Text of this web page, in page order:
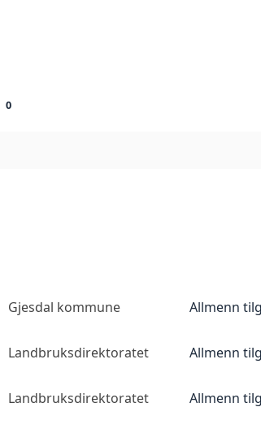
0
Gjesdal kommune Allmenn
Landbruksdirektoratet Allmenn
Landbruksdirektoratet Allmenn